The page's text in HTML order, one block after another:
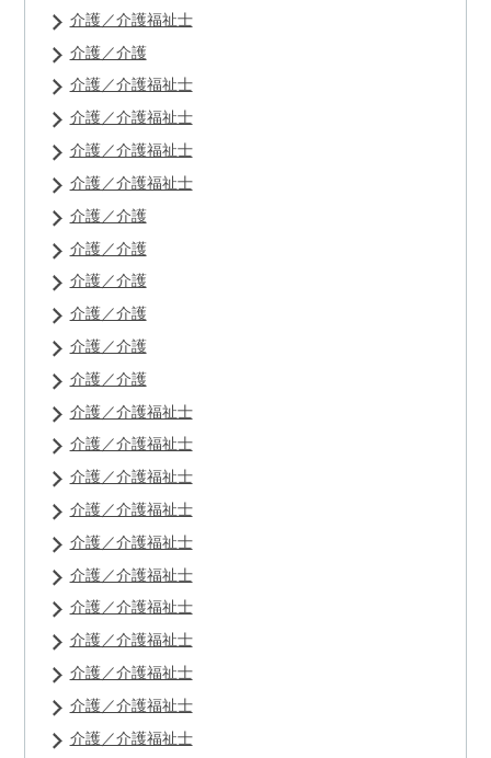
介護／介護福祉士
介護／介護
介護／介護福祉士
介護／介護福祉士
介護／介護福祉士
介護／介護福祉士
介護／介護
介護／介護
介護／介護
介護／介護
介護／介護
介護／介護
介護／介護福祉士
介護／介護福祉士
介護／介護福祉士
介護／介護福祉士
介護／介護福祉士
介護／介護福祉士
介護／介護福祉士
介護／介護福祉士
介護／介護福祉士
介護／介護福祉士
介護／介護福祉士